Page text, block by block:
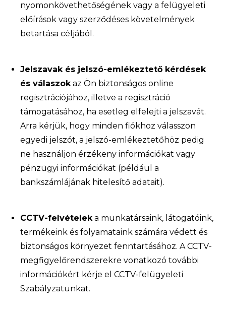
nyomonkövethetőségének vagy a felügyeleti
előírások vagy szerződéses követelmények
betartása céljából.
Jelszavak és jelszó-emlékeztető kérdések
és válaszokaz Ön biztonságos online
regisztrációjához, illetve a regisztráció
támogatásához, ha esetleg elfelejti a jelszavát.
Arra kérjük, hogy minden fiókhoz válasszon
egyedi jelszót, a jelszó-emlékeztetőhöz pedig
ne használjon érzékeny információkat vagy
pénzügyi információkat (például a
bankszámlájának hitelesítő adatait).
CCTV-felvételeka munkatársaink, látogatóink,
termékeink és folyamataink számára védett és
biztonságos környezet fenntartásához. A CCTV-
megfigyelőrendszerekre vonatkozó további
információkért kérje el CCTV-felügyeleti
Szabályzatunkat.